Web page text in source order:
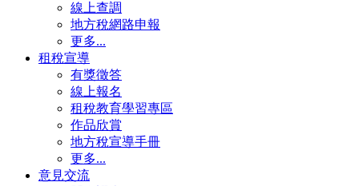
線上查調
地方稅網路申報
更多...
租稅宣導
有獎徵答
線上報名
租稅教育學習專區
作品欣賞
地方稅宣導手冊
更多...
意見交流